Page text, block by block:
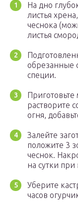
На дно
листья
чеснока
листья
обрезанные
специи.
растворите
огня,
Залейте
положите 3
чеснок.
на сутки
Уберите
часов